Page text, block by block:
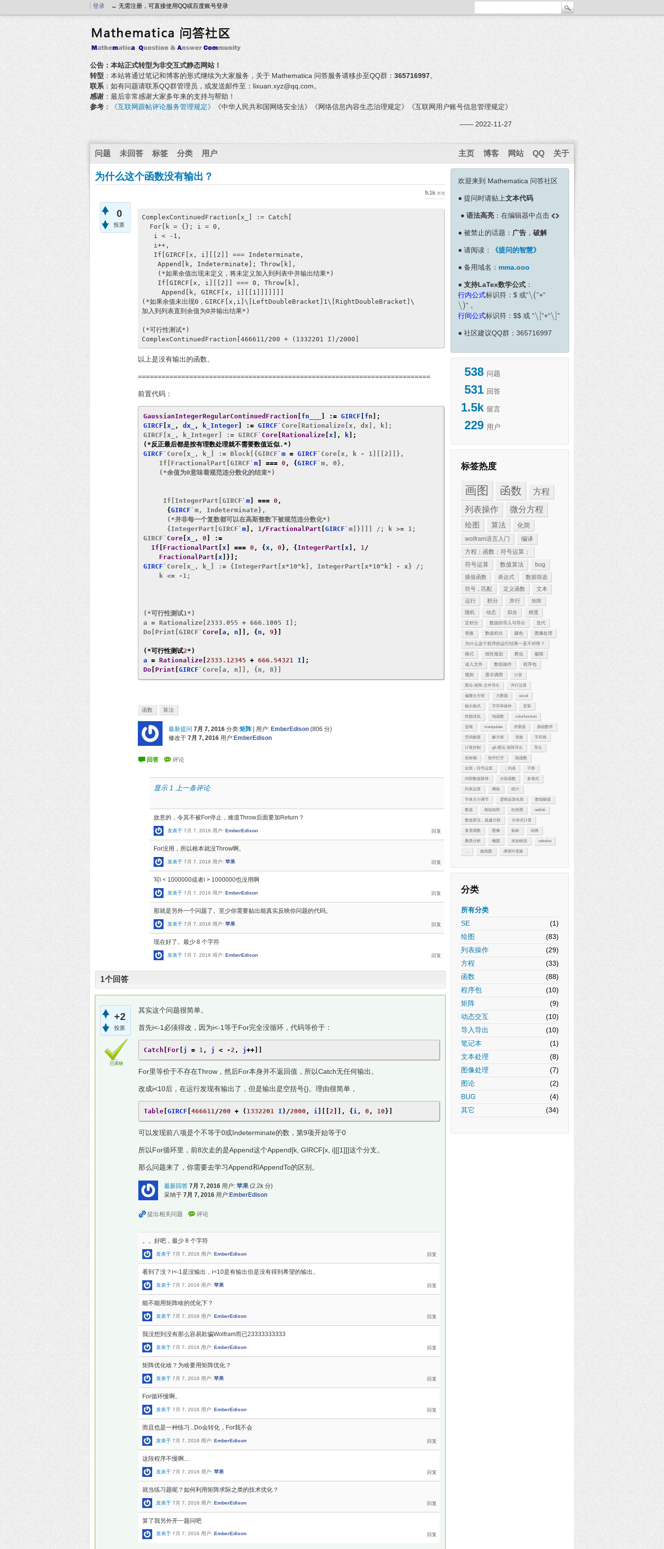
登录 ← 无需注册，可直接使用QQ或百度账号登录
公告：本站正式转型为非交互式静态网站！
转型 ：本站将通过笔记和博客的形式继续为大家服务，关于 Mathematica 问答服务请移步至QQ群： 365716997。
联系 ：如有问题请联系QQ群管理员，或发送邮件至：lixuan.xyz@qq.com。
感谢 ：最后非常感谢大家多年来的支持与帮助！
参考 ： 《互联网跟帖评论服务管理规定》 《中华人民共和国网络安全法》《网络信息内容生态治理规定》《互联网用户账号信息管理规定》
—— 2022-11-27
问题 未回答 标签 分类 用户 关于
QQ
网站
博客
主页
欢迎来到 Mathematica 问答社区
● 提问时请贴上文本代码
● 语法高亮 ：在编辑器中点击
● 被禁止的话题： 广告 ， 破解
● 请阅读： 《提问的智慧》
● 备用域名： mma.ooo
● 支持LaTex数学公式 ：
行内公式标识符： $ 或“∖(
∖ ( ”+“
∖)
∖ ) ”，
行间公式标识符： $$ 或 “∖
∖ ”+“∖
∖ ”
● 社区建议QQ群：365716997
538 问题
531 回答
1.5k 留言
229 用户
标签热度
画图 函数
方程
列表操作
微分方程
绘图 算法 化简
wolfram语言入门
编译
方程；函数；符号运算；
符号运算
数值算法 bug
插值函数 表达式
数据筛选
符号，匹配
定义函数
文本
运行
积分 并行 矩阵
随机 动态 拟合 精度
定积分 数据的导入与导出 迭代
替换 数值积分 颜色 图像处理
为什么这个程序的运行结果一直不对呀？
模式 线性规划 爬虫 极限
读入文件 数组操作 程序包
规则 显示调用 计算
图论-矩阵-文件导出 并行运算
偏微分方程 大数据 excel
输出格式 字符串操作 安装
性能优化 纯函数 colorfunction
选项 manipulate 求最值 基础数学
空间曲面 解方程 变换 字符画
计算控制 g6-图论-矩阵导出 导出
坐标轴 软件打开 隐函数
化简；符号运算 ；列表 子群
内部数据获得 分段函数 多项式
列表运算 网络 统计
字体大小调节 逻辑运算化简 数组赋值
数值 相似矩阵 柱状图 netlink
数值算法，超越方程 分布式计算
复变函数 图像 鼠标 动画
聚类分析 椭圆 未知错误 ndsolve
， 曲线图 傅里叶变换
分类
所有分类
SE
(1)
绘图
(83)
列表操作
(29)
方程
(33)
函数
(88)
程序包
(10)
矩阵
(9)
动态交互
(10)
导入导出
(10)
笔记本
(1)
文本处理
(8)
图像处理
(7)
图论
(2)
BUG
(4)
其它
(34)
为什么这个函数没有输出？
0
投票
9.1k 浏览
ComplexContinuedFraction[x_] := Catch[
  For[k = {}; i = 0,
   i < -1,
   i++,
   If[GIRCF[x, i][[2]] === Indeterminate,
    Append[k, Indeterminate]; Throw[k],
    (*如果余值出现未定义，将未定义加入到列表中并输出结果*)
    If[GIRCF[x, i][[2]] === 0, Throw[k],
     Append[k, GIRCF[x, i][[1]]]]]]]
(*如果余值未出现0，GIRCF[x,i]\[LeftDoubleBracket]1\[RightDoubleBracket]\
加入到列表直到余值为0并输出结果*)
(*可行性测试*)
ComplexContinuedFraction[466611/200 + (1332201 I)/2000]
以上是没有输出的函数。
==========================================================================
前置代码：
GaussianIntegerRegularContinuedFraction fn___ := GIRCF fn ];
GIRCF x_ , dx_ , k_Integer := GIRCF`Core[Rationalize[x, dx], k];
GIRCF[x_, k_Integer] := GIRCF` Core Rationalize x ], k ];
(*反正最后都是按有理数处理就不需要数值近似.*)
GIRCF`Core[x_, k_] := Block[{GIRCF` m = GIRCF`Core[x, k - 1][[2]]},
    If[FractionalPart[GIRCF`
m === 0 , { GIRCF`m, 0},
    (*余值为0意味着规范连分数化的结束*)
     If[IntegerPart[GIRCF`
m === 0 ,
{ GIRCF`m, Indeterminate},
      (*并非每一个复数都可以在高斯整数下被规范连分数化*)
      {IntegerPart[GIRCF`
m ], 1/FractionalPart GIRCF`m]}]]] /; k >= 1;
GIRCF` Core x_ , 0
:=
If
FractionalPart x === 0 , { x , 0 }, { IntegerPart x ], 1/
FractionalPart x ]}];
GIRCF`Core[x_, k_] := {IntegerPart[x*10^k], IntegerPart[x*10^k] - x} /;
    k <= -1;
(*可行性测试1*)
a = Rationalize[2333.055 + 666.1005 I];
Do[Print[GIRCF` Core a , n ]], { n , 9 }]
(*可行性测试2*)
a = Rationalize 2333.12345 + 666.54321 I ];
Do Print GIRCF`Core[a, n]], {n, 8}]
函数 算法
最新提问 7月 7, 2016 分类:矩阵 用户: EmberEdison (806 分)
修改于 7月 7, 2016 用户:EmberEdison
显示 1 上一条评论
故意的，令其不被For停止，难道Throw后面要加Return？
发表于 7月 7, 2016 用户: EmberEdison
For没用，所以根本就没Throw啊。
发表于 7月 7, 2016 用户: 苹果
写i < 1000000或者i > 1000000也没用啊
发表于 7月 7, 2016 用户: EmberEdison
那就是另外一个问题了。至少你需要贴出能真实反映你问题的代码。
发表于 7月 7, 2016 用户: 苹果
现在好了。最少 8 个字符
发表于 7月 7, 2016 用户: EmberEdison
1个回答
+2
投票
已采纳
其实这个问题很简单。
首先i<-1必须得改，因为i<-1等于For完全没循环，代码等价于：
Catch For j = 1 , j < -2 , j++]]
For里等价于不存在Throw，然后For本身并不返回值，所以Catch无任何输出。
改成i<10后，在运行发现有输出了，但是输出是空括号{}。理由很简单，
Table GIRCF 466611/200 + ( 1332201 I )/2000 , i 2 ]], { i , 0 , 10 }]
可以发现前八项是个不等于0或Indeterminate的数，第9项开始等于0
所以For循环里，前8次走的是Append这个Append[k, GIRCF[x, i][[1]]]这个分支。
那么问题来了，你需要去学习Append和AppendTo的区别。
最新回答 7月 7, 2016 用户: 苹果 (2.2k 分)
采纳于 7月 7, 2016 用户:EmberEdison
。。好吧，最少 8 个字符
发表于 7月 7, 2016 用户: EmberEdison
看到了没？i<-1是没输出，i<10是有输出但是没有得到希望的输出。
发表于 7月 7, 2016 用户: 苹果
能不能用矩阵啥的优化下？
发表于 7月 7, 2016 用户: EmberEdison
我没想到没有那么容易欺骗Wolfram而已23333333333
发表于 7月 7, 2016 用户: EmberEdison
矩阵优化啥？为啥要用矩阵优化？
发表于 7月 7, 2016 用户: 苹果
For循环慢啊。
发表于 7月 7, 2016 用户: EmberEdison
而且也是一种练习...Do会转化，For我不会
发表于 7月 7, 2016 用户: EmberEdison
这段程序不慢啊....
发表于 7月 7, 2016 用户: 苹果
就当练习题呢？如何利用矩阵求际之类的技术优化？
发表于 7月 7, 2016 用户: EmberEdison
算了我另外开一题问吧
发表于 7月 7, 2016 用户: EmberEdison